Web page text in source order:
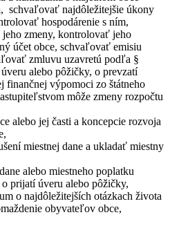
schvaľovať najdôležitejšie úkony
hospodárenie s ním,
zmeny, kontrolovať jeho
účet obce, schvaľovať emisiu
zmluvu uzavretú podľa §
alebo pôžičky, o prevzatí
finančnej výpomoci zo štátneho
môže zmeny rozpočtu
alebo jej časti a koncepcie rozvoja
miestnej dane a ukladať miestny
alebo miestneho poplatku
prijatí úveru alebo pôžičky,
o najdôležitejších otázkach života
obyvateľov obce,